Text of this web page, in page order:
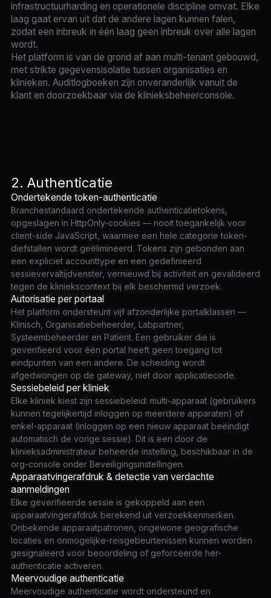
infrastructuurharding en operationele discipline omvat. Elke
laag gaat ervan uit dat de andere lagen kunnen falen,
zodat een inbreuk in één laag geen inbreuk over alle lagen
wordt.
Het platform is van de grond af aan multi-tenant gebouwd,
met strikte gegevensisolatie tussen organisaties en
klinieken. Auditlogboeken zijn onveranderlijk vanuit de
klant en doorzoekbaar via de klinieksbeheerconsole.
2. Authenticatie
Ondertekende token-authenticatie
Branchestandaard ondertekende authenticatietokens,
opgeslagen in HttpOnly-cookies — nooit toegankelijk voor
client-side JavaScript, waarmee een hele categorie token-
diefstallen wordt geëlimineerd. Tokens zijn gebonden aan
een expliciet accounttype en een gedefinieerd
sessievervaltijdvenster, vernieuwd bij activiteit en gevalideerd
tegen de kliniekscontext bij elk beschermd verzoek.
Autorisatie per portaal
Het platform ondersteunt vijf afzonderlijke portalklassen —
Klinisch, Organisatiebeheerder, Labpartner,
Systeembeheerder en Patiënt. Een gebruiker die is
geverifieerd voor één portal heeft geen toegang tot
eindpunten van een andere. De scheiding wordt
afgedwongen op de gateway, niet door applicatiecode.
Sessiebeleid per kliniek
Elke kliniek kiest zijn sessiebeleid: multi-apparaat (gebruikers
kunnen tegelijkertijd inloggen op meerdere apparaten) of
enkel-apparaat (inloggen op een nieuw apparaat beëindigt
automatisch de vorige sessie). Dit is een door de
klinieksadministrateur beheerde instelling, beschikbaar in de
org-console onder Beveiligingsinstellingen.
Apparaatvingerafdruk & detectie van verdachte
aanmeldingen
Elke geverifieerde sessie is gekoppeld aan een
apparaatvingerafdruk berekend uit verzoekkenmerken.
Onbekende apparaatpatronen, ongewone geografische
locaties en onmogelijke-reisgebeurtenissen kunnen worden
gesignaleerd voor beoordeling of geforceerde her-
authenticatie activeren.
Meervoudige authenticatie
Meervoudige authenticatie wordt ondersteund en